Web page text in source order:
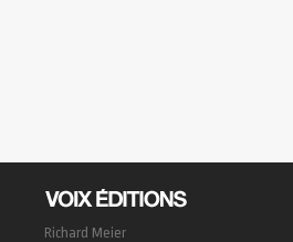
Richard Meier